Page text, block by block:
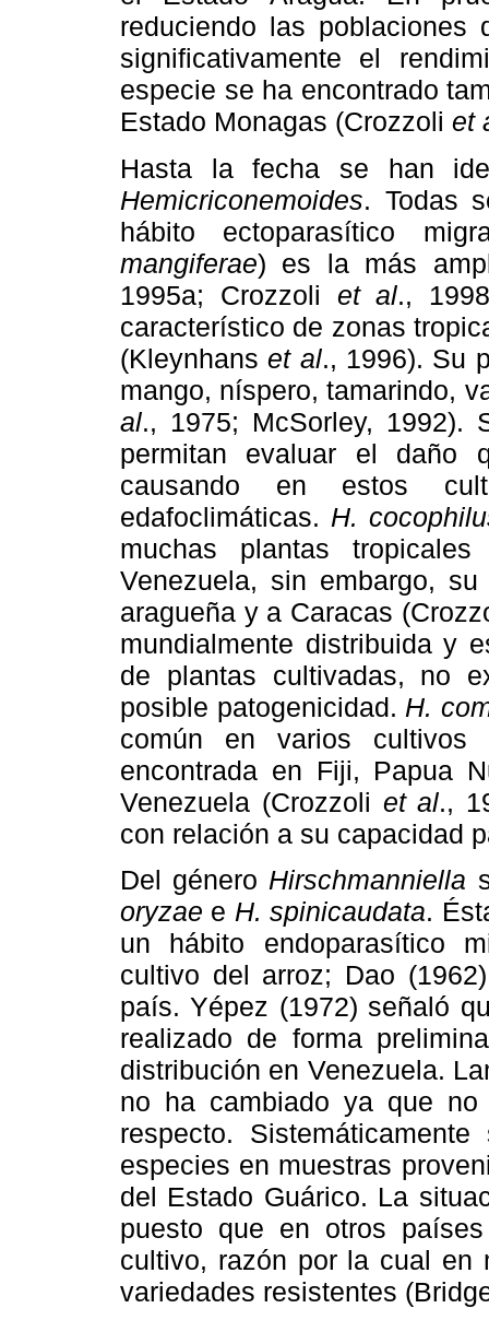
reduciendo las poblaciones
significativamente el
especie se ha encontrado
Estado Monagas (Crozzoli et
Hasta la fecha se han
Hemicriconemoides. Todas
hábito ectoparasítico
mangiferae) es la más
1995a; Crozzoli et al.,
característico de zonas
(Kleynhanset al., 1996). Su
mango, níspero, tamarindo,
al., 1975; McSorley, 1992).
permitan evaluar el daño
causando en estos
edafoclimáticas. H.
muchas plantas
Venezuela, sin embargo,
aragueña y a Caracas
mundialmente distribuida y
de plantas cultivadas, no
posible patogenicidad. H.
común en varios
encontrada en Fiji, Papua
Venezuela (Crozzoli et al.,
con relación a su capacidad
Del género Hirschmanniella
oryzae e H. spinicaudata.
un hábito endoparasítico
cultivo del arroz; Dao
país. Yépez (1972) señaló
realizado de forma
distribución en Venezuela.
no ha cambiado ya que
respecto.
especies en muestras
del Estado Guárico. La
puesto que en otros
cultivo, razón por la cual en
variedades resistentes